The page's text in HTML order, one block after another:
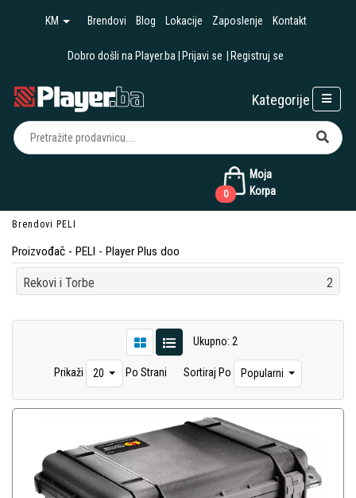
KM Brendovi Blog Lokacije Zaposlenje Kontakt
Dobro došli na Player.ba Prijavi se Registruj se
Moja
Korpa
0
Kategorije
Brendovi PELI
Proizvođač - PELI - Player Plus doo
Rekovi i Torbe 2
Ukupno: 2
Prikaži 20 Po Strani Sortiraj Po Popularni